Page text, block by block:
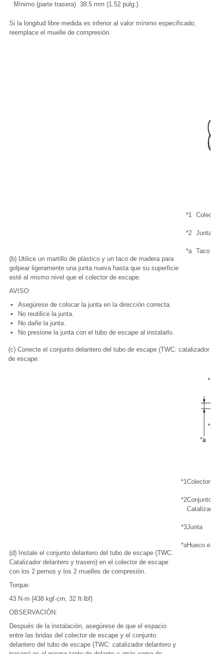
Mínimo (parte trasera) 38.5 mm (1.52 pulg.)
Si la longitud libre medida es inferior al valor mínimo especificado,
reemplace el muelle de compresión.
(b) Utilice un martillo de plástico y un taco de madera para
golpear ligeramente una junta nueva hasta que su superficie
esté al mismo nivel que el colector de escape.
AVISO:
Asegúrese de colocar la junta en la dirección correcta.
No reutilice la junta.
No dañe la junta.
No presione la junta con el tubo de escape al instalarlo.
*1
*2 Junta
*a Taco
(c) Conecte el conjunto delantero del tubo de escape (TWC: catalizador
de escape.
(d) Instale el conjunto delantero del tubo de escape (TWC:
Catalizador delantero y trasero) en el colector de escape
con los 2 pernos y los 2 muelles de compresión.
Torque:
43 N·m {438 kgf·cm, 32 ft·lbf}
OBSERVACIÓN:
Después de la instalación, asegúrese de que el espacio
entre las bridas del colector de escape y el conjunto
delantero del tubo de escape (TWC: catalizador delantero y
*1Colector
*2Conjunto
*3Junta
*aHueco